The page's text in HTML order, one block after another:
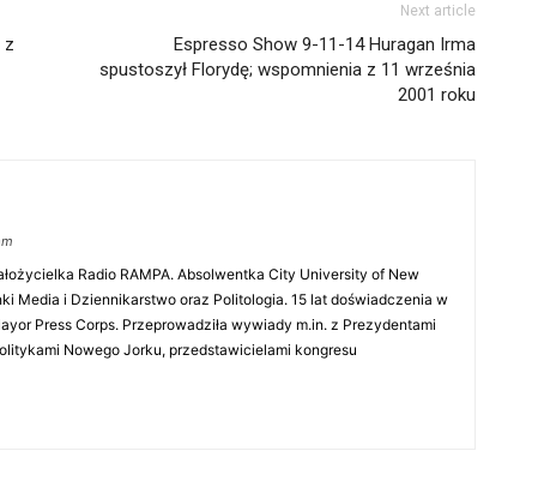
z
Next article
Espresso Show 9-11-14 Huragan Irma
spustoszył Florydę; wspomnienia z 11 września
2001 roku
Radio RAMPA. Absolwentka City University of New
Media i Dziennikarstwo oraz Politologia. 15 lat doświadczenia w
Press Corps. Przeprowadziła wywiady m.in. z Prezydentami
Nowego Jorku, przedstawicielami kongresu